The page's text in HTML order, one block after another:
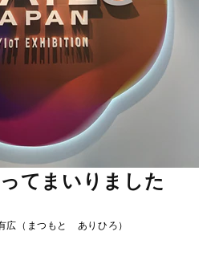
スキルアップ
IT用語解説
てまいりました
（まつもと ありひろ）